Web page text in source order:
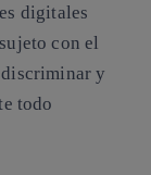
digitales
con el
discriminar y
todo